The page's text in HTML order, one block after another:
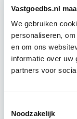
Vastgoedbs.nl
We gebruiken
personaliseren,
en om ons
informatie over uw
partners voor
Noodzakelijk
strategisch en
De…
Utrecht
15
4 - 8 uur